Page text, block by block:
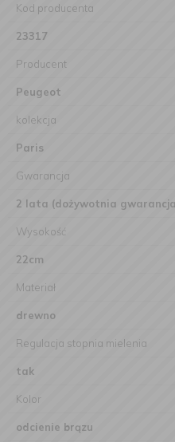
Kod producenta
23317
Producent
Peugeot
kolekcja
Paris
Gwarancja
2 lata (dożywotnia
Wysokość
22cm
Materiał
drewno
Regulacja stopnia mielenia
tak
Kolor
odcienie brązu